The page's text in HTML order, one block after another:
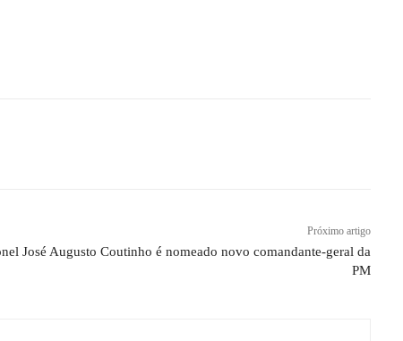
Próximo artigo
José Augusto Coutinho é nomeado novo comandante-geral da
PM